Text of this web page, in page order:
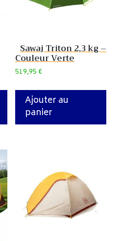
Sawaj Triton 2,3 kg –
Couleur Verte
519,95€
Ajouter au
panier